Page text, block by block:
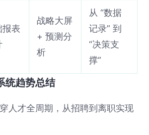
报表
战略大屏
+ 预测分
析
从 “数据
记录” 到
“决策支
撑”
统趋势总结
人才全周期，从招聘到离职实现